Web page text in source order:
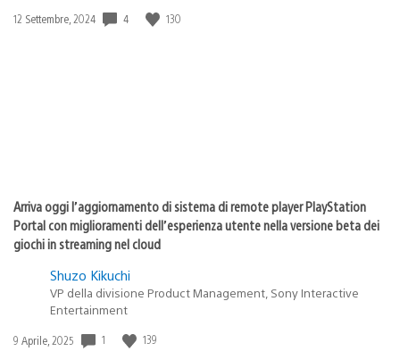
Data
12 Settembre, 2024 4 130
Arriva oggi l’aggiornamento di sistema di remote player PlayStation
Portal con miglioramenti dell’esperienza utente nella versione beta dei
giochi in streaming nel cloud
Shuzo Kikuchi
VP della divisione Product Management, Sony Interactive
Entertainment
Data
9 Aprile, 2025 1 139